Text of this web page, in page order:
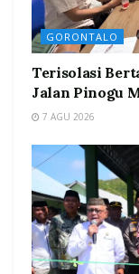
GORONTALO
Terisolasi
Jalan Pinogu
7 AGU 2026